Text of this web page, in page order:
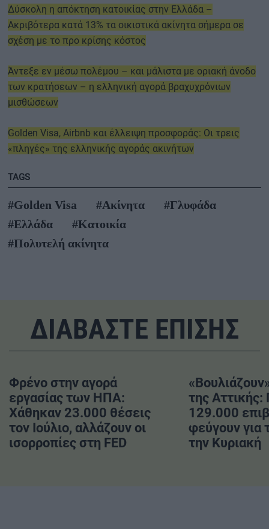
Δύσκολη η απόκτηση κατοικίας στην Ελλάδα –
Ακριβότερα κατά 13% τα οικιστικά ακίνητα σήμερα σε
σχέση με το προ κρίσης κόστος
Άντεξε εν μέσω πολέμου – και μάλιστα με οριακή άνοδο
των κρατήσεων – η ελληνική αγορά βραχυχρόνιων
μισθώσεων
Golden Visa, Airbnb και έλλειψη προσφοράς: Οι τρεις
«πληγές» της ελληνικής αγοράς ακινήτων
TAGS
#Golden Visa #Ακίνητα
#Γλυφάδα
#Ελλάδα
#Κατοικία
#Πολυτελή ακίνητα
ΔΙΑΒΑΣΤΕ ΕΠΙΣΗΣ
Φρένο στην αγορά
εργασίας των ΗΠΑ:
Χάθηκαν 23.000 θέσεις
τον Ιούλιο, αλλάζουν οι
ισορροπίες στη FED
της
129.000
φεύγουν για
την Κυριακή